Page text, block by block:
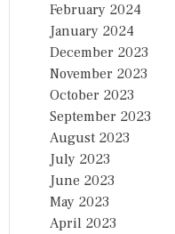
February 2024
January 2024
December 2023
November 2023
October 2023
September 2023
August 2023
July 2023
June 2023
May 2023
April 2023